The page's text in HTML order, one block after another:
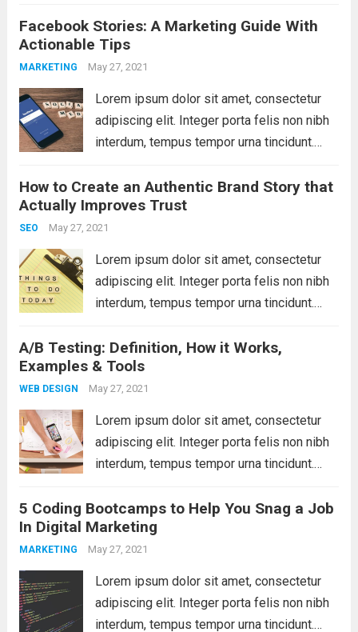
libero. Aliquam mattis diam at nunc
molestie, sit amet pulvinar dui tincidunt.
Vestibulum ante ipsum primis...
Facebook Stories: A Marketing Guide With
Actionable Tips
MARKETING May 27, 2021
Lorem ipsum dolor sit amet, consectetur
adipiscing elit. Integer porta felis non nibh
interdum, tempus tempor urna tincidunt.
libero. Aliquam mattis diam at nunc
molestie, sit amet pulvinar dui tincidunt.
Vestibulum ante ipsum primis...
How to Create an Authentic Brand Story that
Actually Improves Trust
SEO May 27, 2021
Lorem ipsum dolor sit amet, consectetur
adipiscing elit. Integer porta felis non nibh
interdum, tempus tempor urna tincidunt.
libero. Aliquam mattis diam at nunc
molestie, sit amet pulvinar dui tincidunt.
Vestibulum ante ipsum primis...
A/B Testing: Definition, How it Works,
Examples & Tools
WEB DESIGN May 27, 2021
Lorem ipsum dolor sit amet, consectetur
adipiscing elit. Integer porta felis non nibh
interdum, tempus tempor urna tincidunt.
libero. Aliquam mattis diam at nunc
molestie, sit amet pulvinar dui tincidunt.
Vestibulum ante ipsum primis...
5 Coding Bootcamps to Help You Snag a Job
In Digital Marketing
MARKETING May 27, 2021
Lorem ipsum dolor sit amet, consectetur
adipiscing elit. Integer porta felis non nibh
interdum, tempus tempor urna tincidunt.